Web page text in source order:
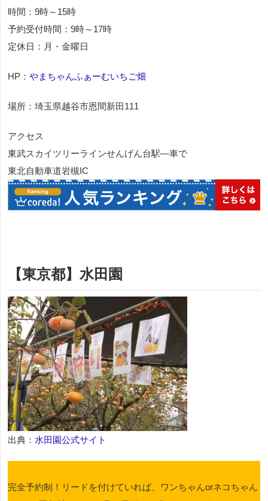
時間：9時～15時
予約受付時間：9時～17時
定休日：月・金曜日
HP： やまちゃんふぁーむいちご畑
場所：埼玉県越谷市恩間新田111
アクセス
東武スカイツリーラインせんげん台駅―車で
東北自動車道岩槻IC
【東京都】水田園
出典： 水田園公式サイト
完全予約制！リードを付けていれば、ワンちゃんorネコちゃん